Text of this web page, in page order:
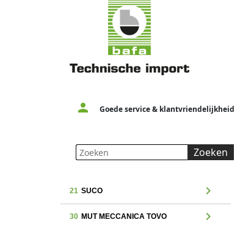
person Goede service & klantvriendelijkheid
Zoeken
21 SUCO chevron_right
30 MUT MECCANICA TOVO chevron_right